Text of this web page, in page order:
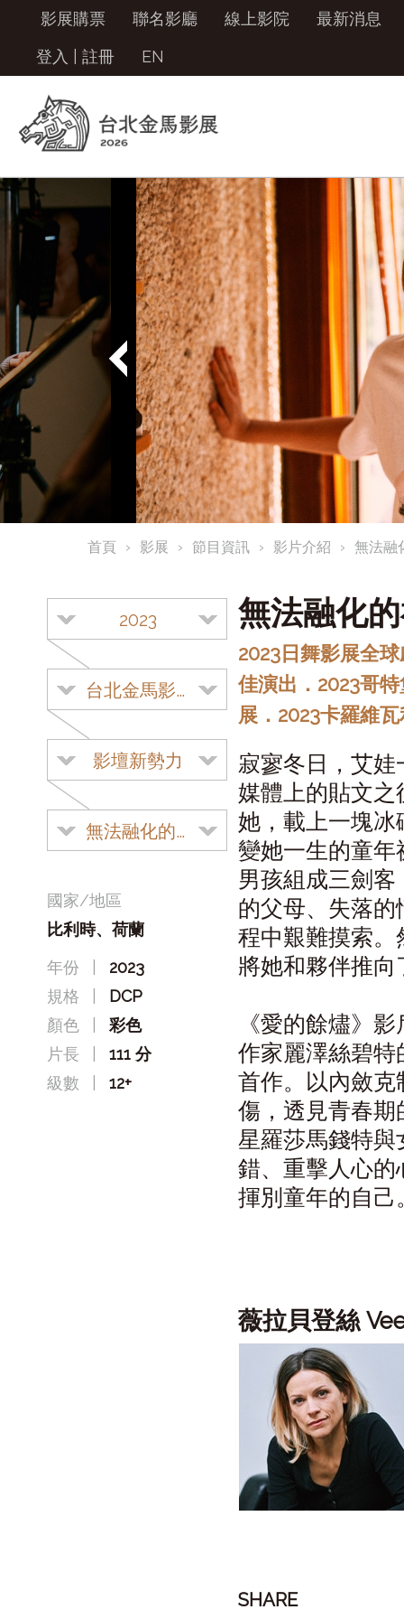
影展購票 聯名影廳 線上影院
最新消息
登入
註冊 EN
首頁 影展 節目資訊 影片介紹 無法融
2023
台北金馬影展
影壇新勢力
無法融化的祕密
國家/地區
比利時、荷蘭
年份
2023
規格
DCP
顏色
彩色
片長
111 分
級數
12+
無法融化
2023日舞影展全
佳演出．2023哥
展．2023卡羅維
寂寥冬日，艾
媒體上的貼文
她，載上一塊
變她一生的童
男孩組成三劍
的父母、失落
程中艱難摸索
將她和夥伴推
《愛的餘燼》
作家麗澤絲碧
首作。以內斂
傷，透見青春
星羅莎馬錢特
錯、重擊人心
揮別童年的自己
薇拉貝登絲
SHARE